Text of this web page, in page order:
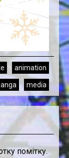
animation
media
помітку.